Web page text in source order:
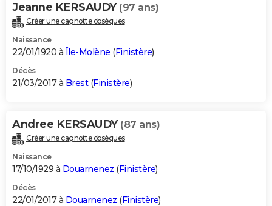
Jeanne KERSAUDY (97 ans)
Créer une cagnotte obsèques
Naissance
22/01/1920 à Île-Molène (Finistère)
Décès
21/03/2017 à Brest(Finistère)
Andree KERSAUDY (87 ans)
Créer une cagnotte obsèques
Naissance
17/10/1929 à Douarnenez (Finistère)
Décès
22/01/2017 à Douarnenez (Finistère)